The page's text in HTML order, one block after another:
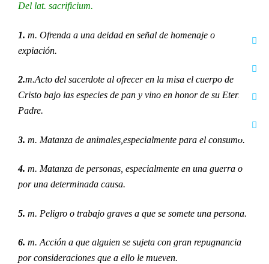
Del lat. sacrificium.
1. m. Ofrenda a una deidad en señal de homenaje o
expiación.
2.m.Acto del sacerdote al ofrecer en la misa el cuerpo de
Cristo bajo las especies de pan y vino en honor de su Eterno
Padre.
3. m. Matanza de animales,especialmente para el consumo.
4. m. Matanza de personas, especialmente en una guerra o
por una determinada causa.
5. m. Peligro o trabajo graves a que se somete una persona.
6. m. Acción a que alguien se sujeta con gran repugnancia
por consideraciones que a ello le mueven.